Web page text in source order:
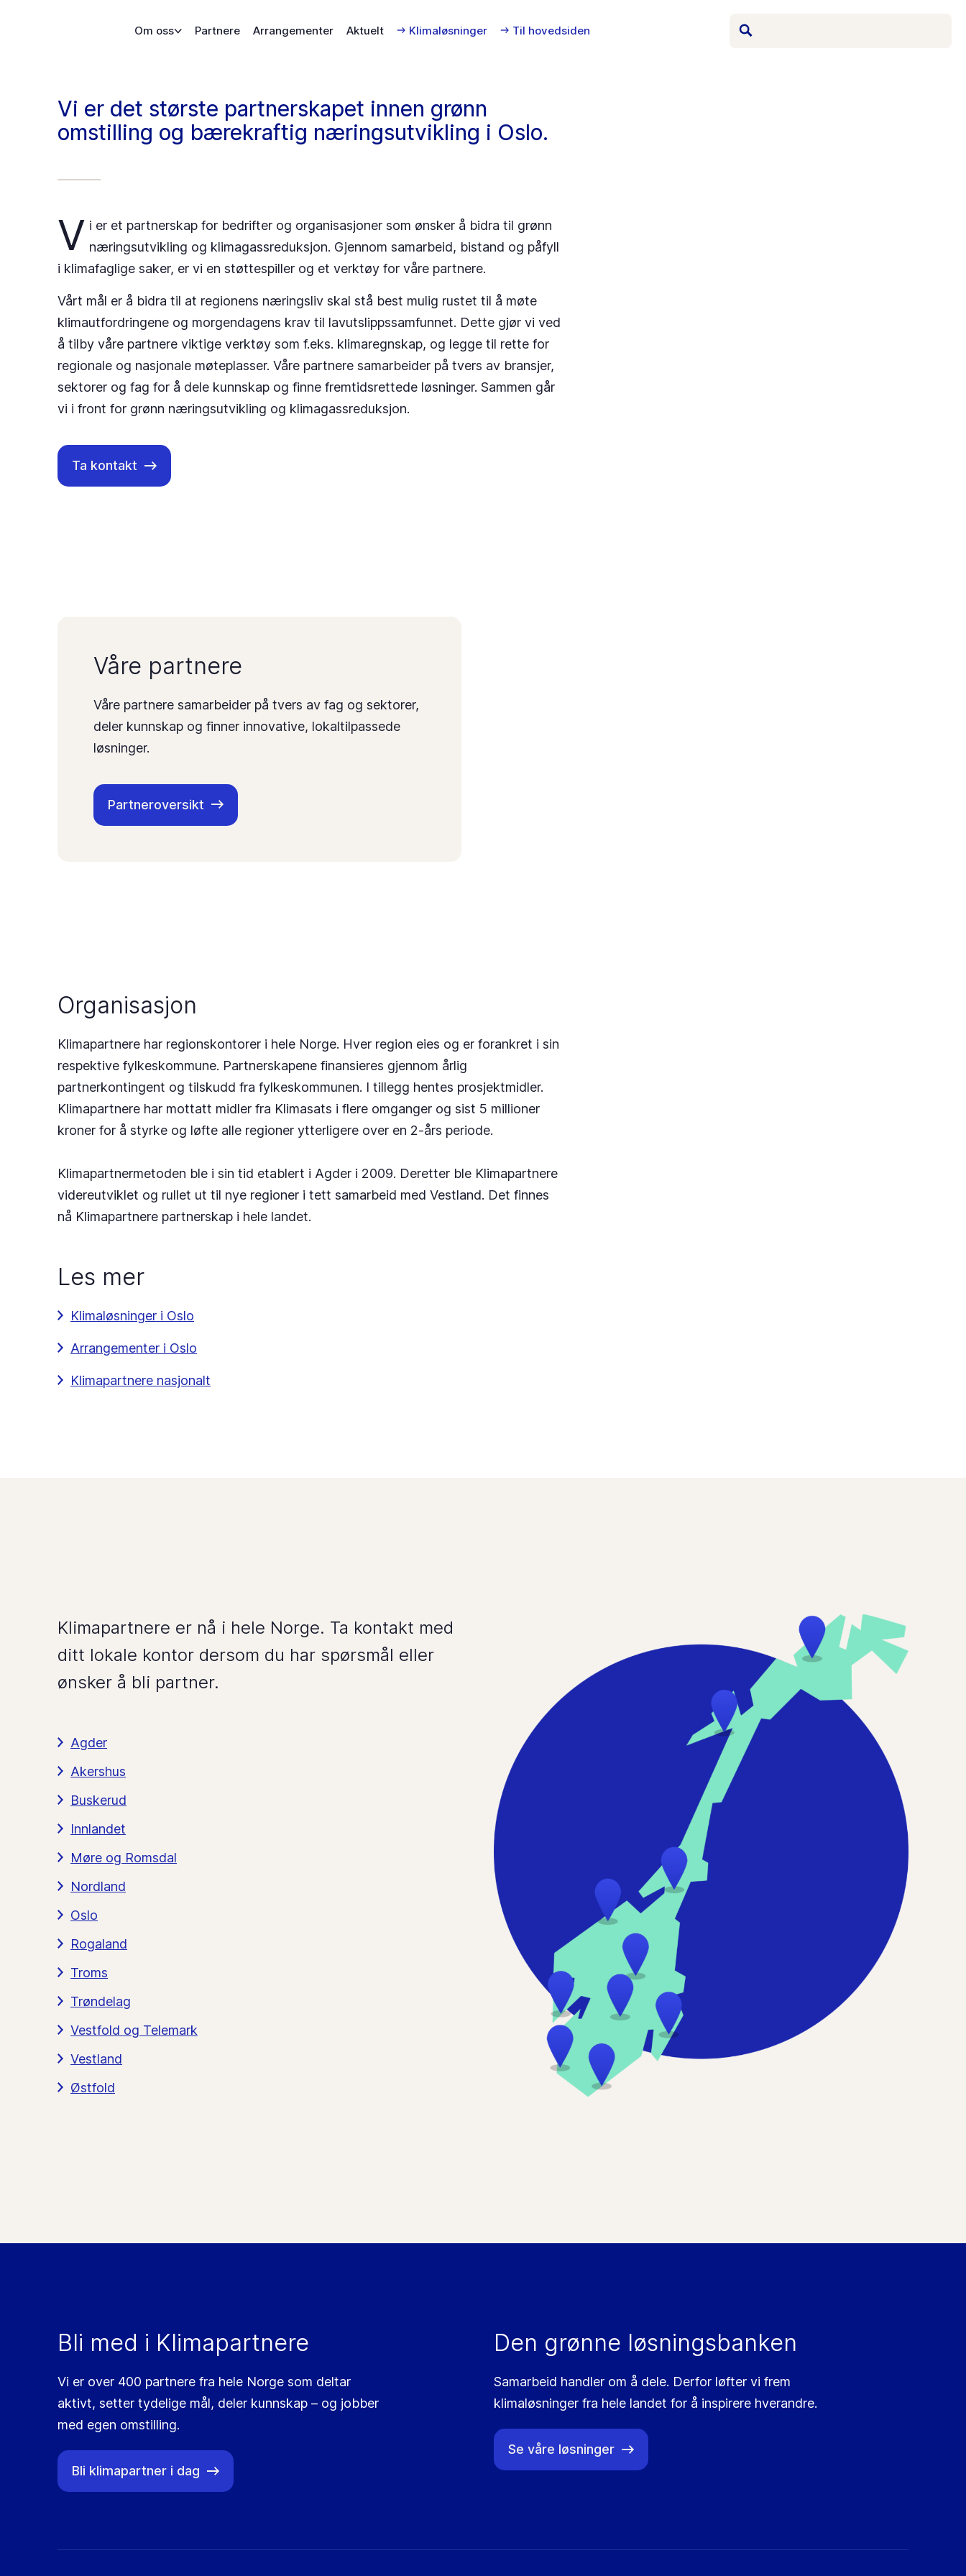
Om oss Partnere Arrangementer Aktuelt Klimaløsninger Til hovedsiden
Vi er det største partnerskapet innen grønn
omstilling og bærekraftig næringsutvikling i Oslo.
V i er et partnerskap for bedrifter og organisasjoner som ønsker å bidra til grønn
næringsutvikling og klimagassreduksjon. Gjennom samarbeid, bistand og påfyll
i klimafaglige saker, er vi en støttespiller og et verktøy for våre partnere.
Vårt mål er å bidra til at regionens næringsliv skal stå best mulig rustet til å møte
klimautfordringene og morgendagens krav til lavutslippssamfunnet. Dette gjør vi ved
å tilby våre partnere viktige verktøy som f.eks. klimaregnskap, og legge til rette for
regionale og nasjonale møteplasser. Våre partnere samarbeider på tvers av bransjer,
sektorer og fag for å dele kunnskap og finne fremtidsrettede løsninger. Sammen går
vi i front for grønn næringsutvikling og klimagassreduksjon.
Ta kontakt
Våre partnere
Våre partnere samarbeider på tvers av fag og sektorer,
deler kunnskap og finner innovative, lokaltilpassede
løsninger.
Partneroversikt
Organisasjon
Klimapartnere har regionskontorer i hele Norge. Hver region eies og er forankret i sin
respektive fylkeskommune. Partnerskapene finansieres gjennom årlig
partnerkontingent og tilskudd fra fylkeskommunen. I tillegg hentes prosjektmidler.
Klimapartnere har mottatt midler fra Klimasats i flere omganger og sist 5 millioner
kroner for å styrke og løfte alle regioner ytterligere over en 2-års periode.
Klimapartnermetoden ble i sin tid etablert i Agder i 2009. Deretter ble Klimapartnere
videreutviklet og rullet ut til nye regioner i tett samarbeid med Vestland. Det finnes
nå Klimapartnere partnerskap i hele landet.
Les mer
Klimaløsninger i Oslo
Arrangementer i Oslo
Klimapartnere nasjonalt
Klimapartnere er nå i hele Norge. Ta kontakt med
ditt lokale kontor dersom du har spørsmål eller
ønsker å bli partner.
Agder
Akershus
Buskerud
Innlandet
Møre og Romsdal
Nordland
Oslo
Rogaland
Troms
Trøndelag
Vestfold og Telemark
Vestland
Østfold
Bli med i Klimapartnere
Vi er over 400 partnere fra hele Norge som deltar
aktivt, setter tydelige mål, deler kunnskap ­– og jobber
med egen omstilling.
Bli klimapartner i dag
Den grønne løsningsbanken
Samarbeid handler om å dele. Derfor løfter vi frem
klimaløsninger fra hele landet for å inspirere hverandre.
Se våre løsninger